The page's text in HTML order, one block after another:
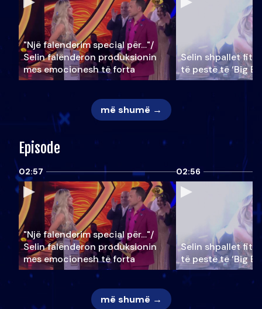
"Një falenderim special për…"/
Selin falënderon produksionin
mes emocionesh të forta
Selin shpallet
të pestë të ‘Big
më shumë →
Episode
02:57
"Një falenderim special për…"/
Selin falënderon produksionin
mes emocionesh të forta
02:56
Selin shpallet
të pestë të ‘Big
më shumë →